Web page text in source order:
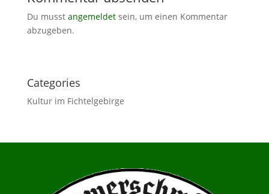
Du musst angemeldetsein, um einen Kommentar
abzugeben.
Categories
Kultur im Fichtelgebirge